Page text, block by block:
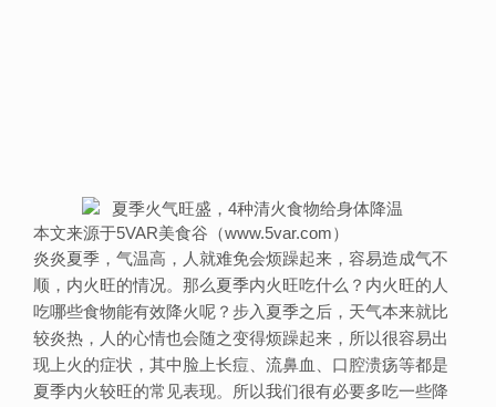
本文来源于5VAR美食谷（www.5var.com）
炎炎夏季，气温高，人就难免会烦躁起来，容易造成气不
顺，内火旺的情况。那么夏季内火旺吃什么？内火旺的人
吃哪些食物能有效降火呢？步入夏季之后，天气本来就比
较炎热，人的心情也会随之变得烦躁起来，所以很容易出
现上火的症状，其中脸上长痘、流鼻血、口腔溃疡等都是
夏季内火较旺的常见表现。所以我们很有必要多吃一些降